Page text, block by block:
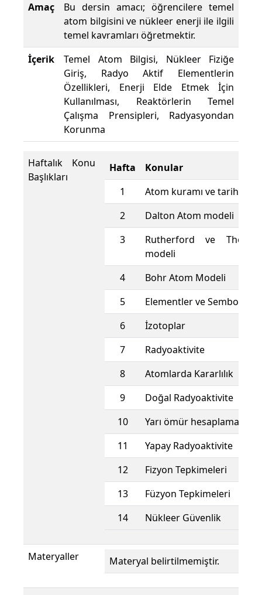
Amaç
Bu dersin amacı; öğrencilere temel
atom bilgisini ve nükleer enerji ile ilgili
temel kavramları öğretmektir.
İçerik
Temel Atom Bilgisi, Nükleer Fiziğe
Giriş, Radyo Aktif Elementlerin
Özellikleri, Enerji Elde Etmek İçin
Kullanılması, Reaktörlerin Temel
Çalışma Prensipleri, Radyasyondan
Korunma
Haftalık Konu
Başlıkları
Hafta
Konular
1
Atom kuramı ve tarihi
2
Dalton Atom modeli
3
Rutherford ve
modeli
4
Bohr Atom Modeli
5
Elementler ve Semboller
6
İzotoplar
7
Radyoaktivite
8
Atomlarda Kararlılık
9
Doğal Radyoaktivite
10
Yarı ömür hesaplamaları
11
Yapay Radyoaktivite
12
Fizyon Tepkimeleri
13
Füzyon Tepkimeleri
14
Nükleer Güvenlik
Materyaller Materyal belirtilmemiştir.